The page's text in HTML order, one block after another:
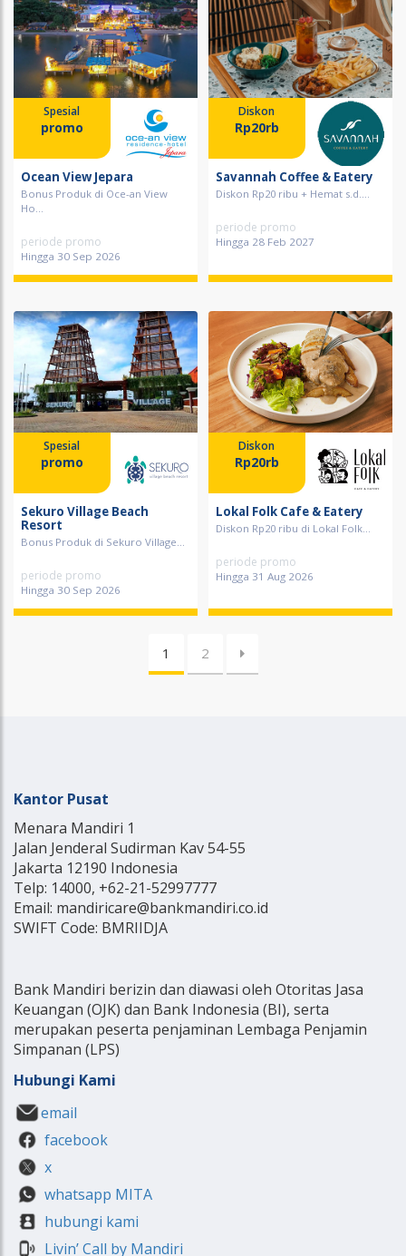
Spesial
promo
Ocean View Jepara
Bonus Produk di Oce-an View
Ho...
periode promo
Hingga 30 Sep 2026
Diskon
Rp20rb
Savannah Coffee & Eatery
Diskon Rp20 ribu + Hemat s.d....
periode promo
Hingga 28 Feb 2027
Spesial
promo
Sekuro Village Beach
Resort
Bonus Produk di Sekuro Village...
periode promo
Hingga 30 Sep 2026
Diskon
Rp20rb
Lokal Folk Cafe & Eatery
Diskon Rp20 ribu di Lokal Folk...
periode promo
Hingga 31 Aug 2026
1 2
Kantor Pusat
Menara Mandiri 1
Jalan Jenderal Sudirman Kav 54-55
Jakarta 12190 Indonesia
Telp: 14000, +62-21-52997777
Email: mandiricare@bankmandiri.co.id
SWIFT Code: BMRIIDJA
Bank Mandiri berizin dan diawasi oleh Otoritas Jasa
Keuangan (OJK) dan Bank Indonesia (BI), serta
merupakan peserta penjaminan Lembaga Penjamin
Simpanan (LPS)
Hubungi Kami
email
facebook
x
whatsapp MITA
hubungi kami
Livin’ Call by Mandiri